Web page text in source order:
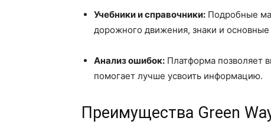
Учебники и справочники: Подробные
дорожного движения, знаки и
Анализ ошибок: Платформа позволяет
помогает лучше усвоить информацию.
Преимущества Green